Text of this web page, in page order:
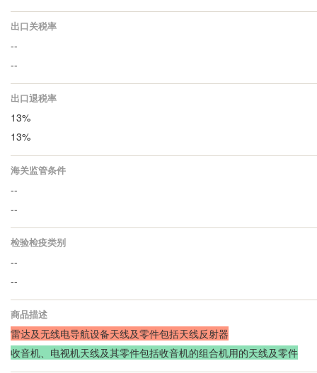
出口关税率
--
--
出口退税率
13%
13%
海关监管条件
--
--
检验检疫类别
--
--
商品描述
雷达及无线电导航设备天线及零件包括天线反射器
收音机、电视机天线及其零件包括收音机的组合机用的天线及零件